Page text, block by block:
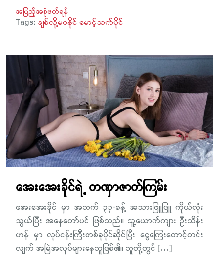
အပြည့်အစုံဖတ်ရန်
Tags: ချစ်လို့မဝနိုင် မောင့်သက်ပိုင်
အေးအေးခိုင်ရဲ့ တဏှာဇာတ်ကြမ်း
အေးအေးခိုင် မှာ အသက် ၃၃-ခန့် အသားဖြူဖြူ ကိုယ်လုံး
သွယ်ပြီး အနေတော်ပင် ဖြစ်သည်။ သူ့ယောက်ကျား ဦးသိန်း
ဟန် မှာ လုပ်ငန်းကြီးတစ်ခုပိုင်ဆိုင်ပြီး ငွေကြေးတောင့်တင်း
လျှက် အမြဲအလုပ်များနေသူဖြစ်၏။ သူတို့တွင် […]